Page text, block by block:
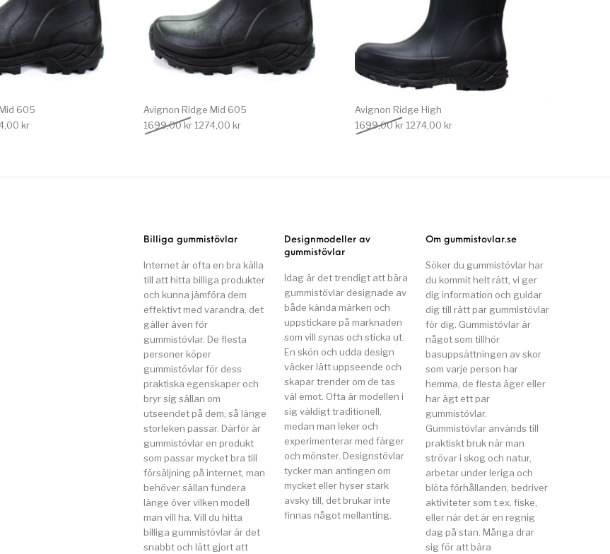
605
priset var: 1699,00 kr.
krDet nuvarande priset är: 1274,00 kr.
Avignon Ridge Mid 605
1699,00kr Det ursprungliga priset var: 1699,00 kr.
1274,00 krDet nuvarande priset är: 1274,00 kr.
Avignon Ridge High
1699,00kr Det ursprungliga priset var: 1699,00 kr.
1274,00 krDet nuvarande priset är: 1274,00 kr.
Billiga gummistövlar
Internet är ofta en bra källa
till att hitta billiga produkter
och kunna jämföra dem
effektivt med varandra, det
gäller även för
gummistövlar. De flesta
personer köper
gummistövlar för dess
praktiska egenskaper och
bryr sig sällan om
utseendet på dem, så länge
storleken passar. Därför är
gummistövlar en produkt
som passar mycket bra till
försäljning på internet, man
behöver sällan fundera
länge över vilken modell
man vill ha. Vill du hitta
billiga gummistövlar är det
snabbt och lätt gjort att
Designmodeller av
gummistövlar
Idag är det trendigt att bära
gummistövlar designade av
både kända märken och
uppstickare på marknaden
som vill synas och sticka ut.
En skön och udda design
väcker lätt uppseende och
skapar trender om de tas
väl emot. Ofta är modellen i
sig väldigt traditionell,
medan man leker och
experimenterar med färger
och mönster. Designstövlar
tycker man antingen om
mycket eller hyser stark
avsky till, det brukar inte
finnas något mellanting.
Om gummistovlar.se
Söker du gummistövlar har
du kommit helt rätt, vi ger
dig information och guidar
dig till rätt par gummistövlar
för dig. Gummistövlar är
något som tillhör
basuppsättningen av skor
som varje person har
hemma, de flesta äger eller
har ägt ett par
gummistövlar.
Gummistövlar används till
praktiskt bruk när man
strövar i skog och natur,
arbetar under leriga och
blöta förhållanden, bedriver
aktiviteter som t.ex. fiske,
eller när det är en regnig
dag på stan. Många drar
sig för att bära